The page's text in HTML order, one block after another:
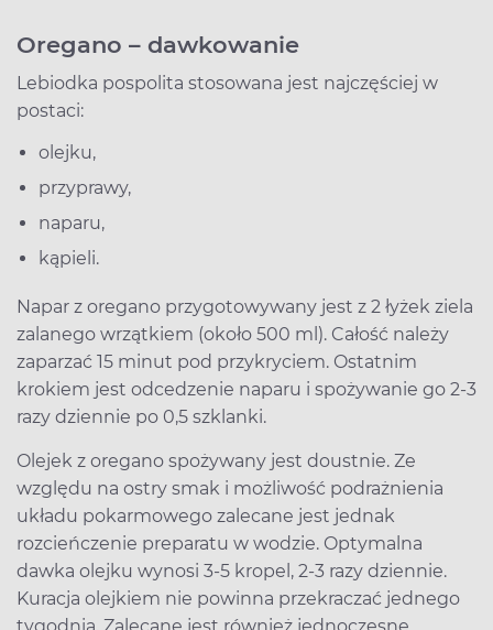
Oregano – dawkowanie
Lebiodka pospolita stosowana jest najczęściej w
postaci:
olejku,
przyprawy,
naparu,
kąpieli.
Napar z oregano przygotowywany jest z 2 łyżek ziela
zalanego wrzątkiem (około 500 ml). Całość należy
zaparzać 15 minut pod przykryciem. Ostatnim
krokiem jest odcedzenie naparu i spożywanie go 2-3
razy dziennie po 0,5 szklanki.
Olejek z oregano spożywany jest doustnie. Ze
względu na ostry smak i możliwość podrażnienia
układu pokarmowego zalecane jest jednak
rozcieńczenie preparatu w wodzie. Optymalna
dawka olejku wynosi 3-5 kropel, 2-3 razy dziennie.
Kuracja olejkiem nie powinna przekraczać jednego